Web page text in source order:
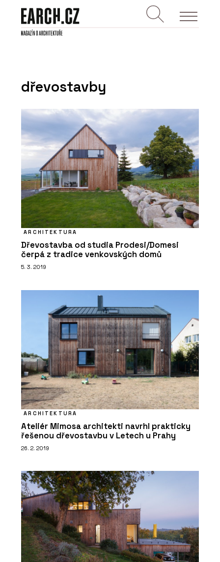
dřevostavby
ARCHITEKTURA
Dřevostavba od studia Prodesi/Domesi
čerpá z tradice venkovských domů
5. 3. 2019
ARCHITEKTURA
Ateliér Mimosa architekti navrhl prakticky
řešenou dřevostavbu v Letech u Prahy
26. 2. 2019